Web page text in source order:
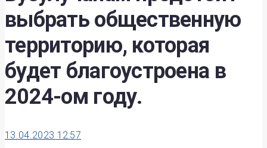
выбрать общественную
территорию, которая
будет благоустроена в
2024-ом году.
13.04.2023 12:57